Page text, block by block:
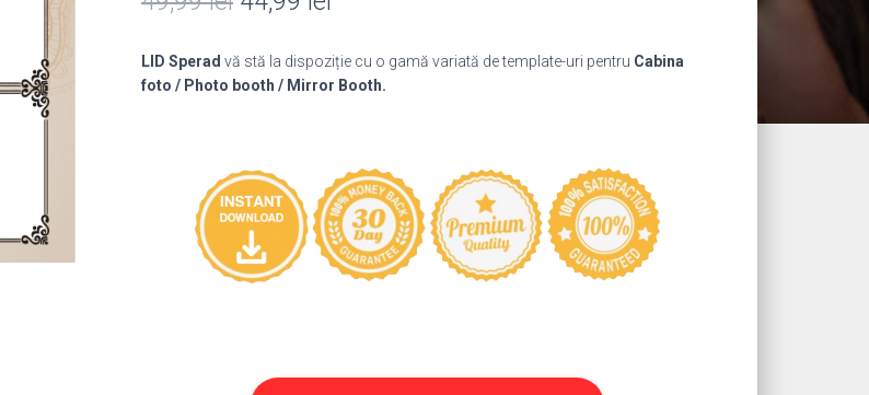
a
49,99 lei.
este:
LID Sperad vă stă la dispoziție cu o gamă variată de template-uri pentru Cabina
foto / Photo booth / Mirror Booth.